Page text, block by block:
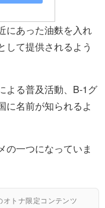
にあった油麩を入れ
して提供されるよう
よる普及活動、B-1グ
に名前が知られるよ
の一つになっていま
トナ限定コンテンツ